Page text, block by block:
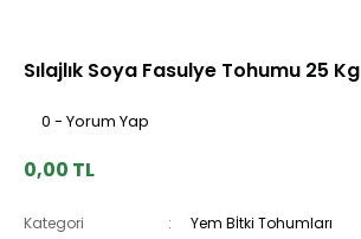
Sılajlık Soya Fasulye Tohumu 25 Kg
0 - Yorum Yap
0,00 TL
Kategori
Yem Bİtki Tohumları